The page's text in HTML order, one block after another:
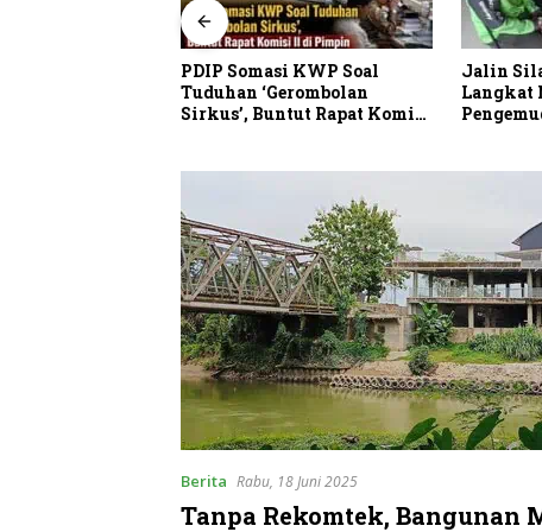
PDIP Somasi KWP Soal
Tuduhan ‘Gerombolan
Sirkus’, Buntut Rapat Komisi
Jalin
Langkat
Berita Rabu, 18 Juni 2025
Tanpa Rekomtek, Bangunan